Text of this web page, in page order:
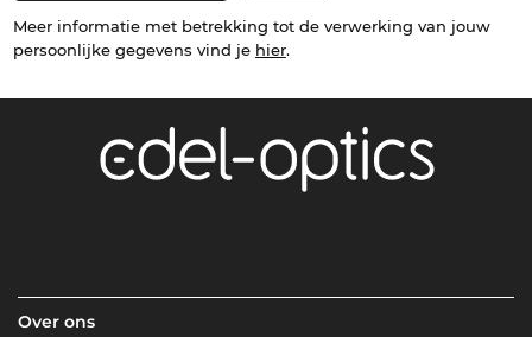
Meer informatie met betrekking tot de verwerking van jouw
persoonlijke gegevens vind je hier.
Over ons